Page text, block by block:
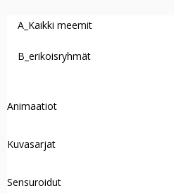
A_Kaikki meemit
B_erikoisryhmät
Animaatiot
Kuvasarjat
Sensuroidut